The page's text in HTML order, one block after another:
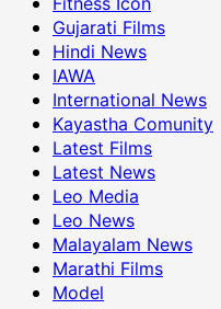
Gujarati Films
Hindi News
IAWA
International News
Kayastha Comunity
Latest Films
Latest News
Leo Media
Leo News
Malayalam News
Marathi Films
Model